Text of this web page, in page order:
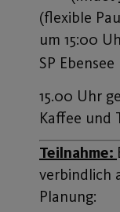
verbindlich
Planung:
Klicke hier
5,- €
Wir freuen
0911